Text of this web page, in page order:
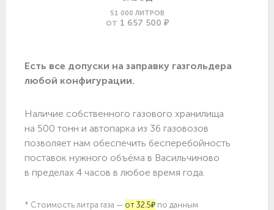
51 000 ЛИТРОВ
ОТ 1 657 500 ₽
Есть все допуски нa заправку газгольдера
любой конфигурации.
Наличие собственного газового хранилища
на 500 тонн и автопарка из 36 газовозов
позволяет нам обеспечить бесперебойность
поставок нужного объёма в Васильчиново
в пределах 4 часов в любое время года.
* Стоимость литра газа — от 32.5₽ по данным